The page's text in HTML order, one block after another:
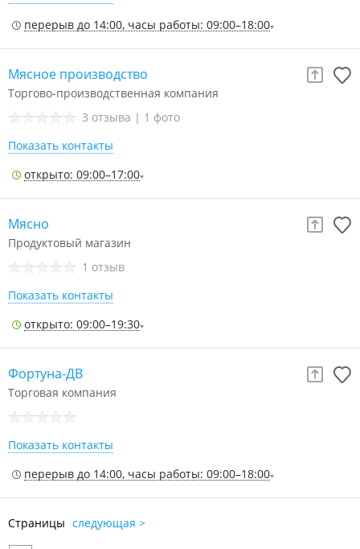
перерыв до 14:00, часы работы: 09:00–18:00
Мясное производство
Торгово-производственная компания
3 отзыва | 1 фото
Показать контакты
открыто: 09:00–17:00
Мясно
Продуктовый магазин
1 отзыв
Показать контакты
открыто: 09:00–19:30
Фортуна-ДВ
Торговая компания
Показать контакты
перерыв до 14:00, часы работы: 09:00–18:00
Страницы следующая >